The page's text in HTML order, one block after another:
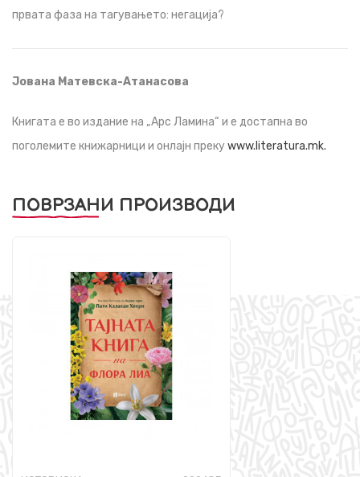
првата фаза на тагувањето: негација?
Јована Матевска-Атанасова
Книгата е во издание на „Арс Ламина“ и е достапна во
поголемите книжарници и онлајн преку www.literatura.mk.
ПОВРЗАНИ ПРОИЗВОДИ